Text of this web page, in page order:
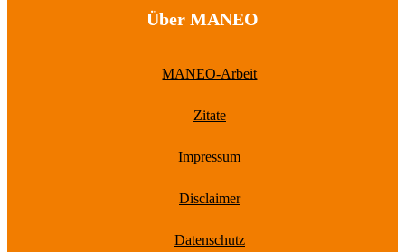
Über MANEO
MANEO-Arbeit
Zitate
Impressum
Disclaimer
Datenschutz